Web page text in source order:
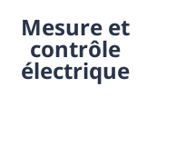
Mesure et
contrôle
électrique